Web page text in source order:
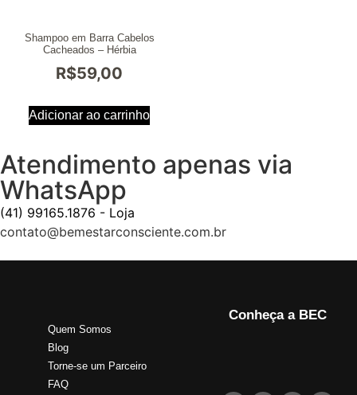
Shampoo em Barra Cabelos
Cacheados – Hérbia
R$59,00
Adicionar ao carrinho
Atendimento apenas via
WhatsApp
(41) 99165.1876 - Loja
contato@bemestarconsciente.com.br
Conheça a BEC
Quem Somos
Blog
Torne-se um Parceiro
FAQ